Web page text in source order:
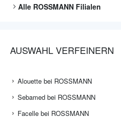
Alle ROSSMANN Filialen
AUSWAHL VERFEINERN
Alouette bei ROSSMANN
Sebamed bei ROSSMANN
Facelle bei ROSSMANN